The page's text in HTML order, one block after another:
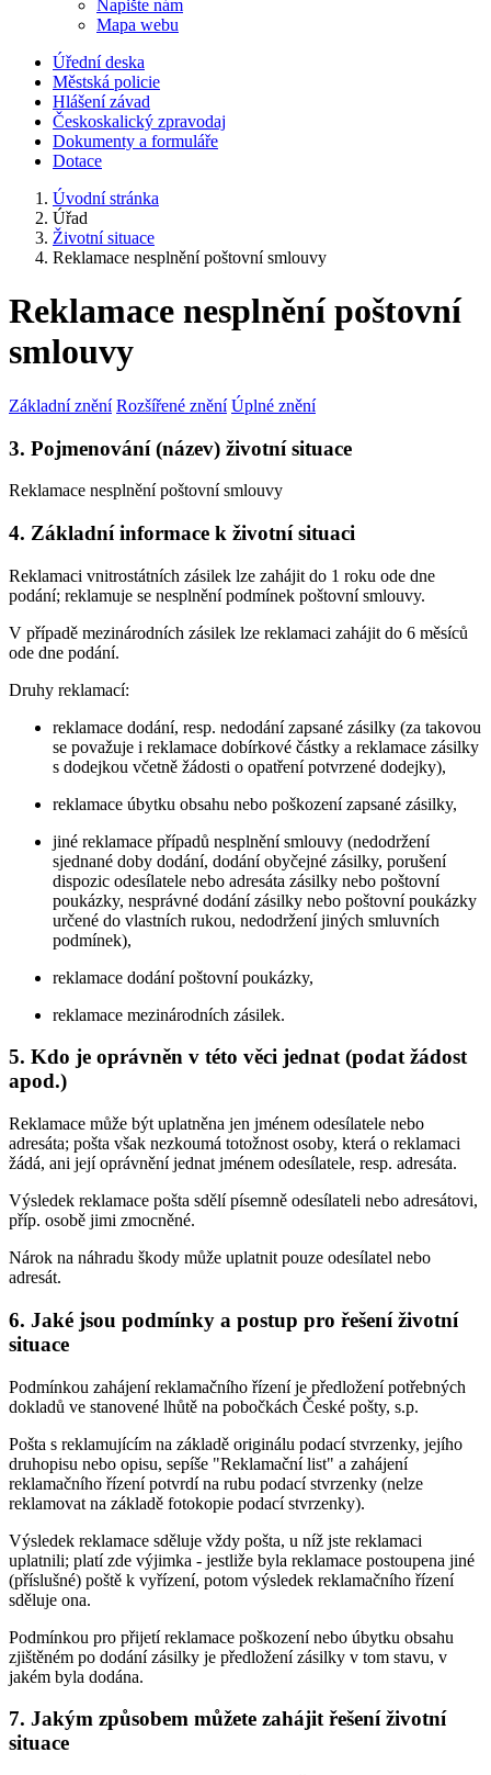
Napište nám
Mapa webu
Úřední deska
Městská policie
Hlášení závad
Českoskalický zpravodaj
Dokumenty a formuláře
Dotace
Úvodní stránka
Úřad
Životní situace
Reklamace nesplnění poštovní smlouvy
Reklamace nesplnění poštovní
smlouvy
Základní znění Rozšířené znění Úplné znění
3. Pojmenování (název) životní situace
Reklamace nesplnění poštovní smlouvy
4. Základní informace k životní situaci
Reklamaci vnitrostátních zásilek lze zahájit do 1 roku ode dne
podání; reklamuje se nesplnění podmínek poštovní smlouvy.
V případě mezinárodních zásilek lze reklamaci zahájit do 6 měsíců
ode dne podání.
Druhy reklamací:
reklamace dodání, resp. nedodání zapsané zásilky (za takovou
se považuje i reklamace dobírkové částky a reklamace zásilky
s dodejkou včetně žádosti o opatření potvrzené dodejky),
reklamace úbytku obsahu nebo poškození zapsané zásilky,
jiné reklamace případů nesplnění smlouvy (nedodržení
sjednané doby dodání, dodání obyčejné zásilky, porušení
dispozic odesílatele nebo adresáta zásilky nebo poštovní
poukázky, nesprávné dodání zásilky nebo poštovní poukázky
určené do vlastních rukou, nedodržení jiných smluvních
podmínek),
reklamace dodání poštovní poukázky,
reklamace mezinárodních zásilek.
5. Kdo je oprávněn v této věci jednat (podat žádost
apod.)
Reklamace může být uplatněna jen jménem odesílatele nebo
adresáta; pošta však nezkoumá totožnost osoby, která o reklamaci
žádá, ani její oprávnění jednat jménem odesílatele, resp. adresáta.
Výsledek reklamace pošta sdělí písemně odesílateli nebo adresátovi,
příp. osobě jimi zmocněné.
Nárok na náhradu škody může uplatnit pouze odesílatel nebo
adresát.
6. Jaké jsou podmínky a postup pro řešení životní
situace
Podmínkou zahájení reklamačního řízení je předložení potřebných
dokladů ve stanovené lhůtě na pobočkách České pošty, s.p.
Pošta s reklamujícím na základě originálu podací stvrzenky, jejího
druhopisu nebo opisu, sepíše "Reklamační list" a zahájení
reklamačního řízení potvrdí na rubu podací stvrzenky (nelze
reklamovat na základě fotokopie podací stvrzenky).
Výsledek reklamace sděluje vždy pošta, u níž jste reklamaci
uplatnili; platí zde výjimka - jestliže byla reklamace postoupena jiné
(příslušné) poště k vyřízení, potom výsledek reklamačního řízení
sděluje ona.
Podmínkou pro přijetí reklamace poškození nebo úbytku obsahu
zjištěném po dodání zásilky je předložení zásilky v tom stavu, v
jakém byla dodána.
7. Jakým způsobem můžete zahájit řešení životní
situace